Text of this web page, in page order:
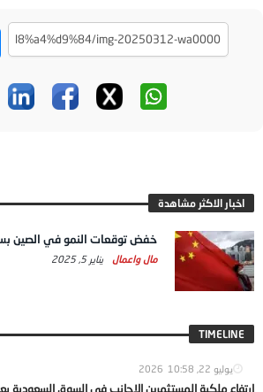
اخبار الاكثر مشاهدة
خفض توقعات النمو في الصين
مال واعمال يناير 5, 2025
TIMELINE
يوليو 22, 2026 10:58
ارتفاع ملكية المستثمرين الاجانب في السوق السعودية